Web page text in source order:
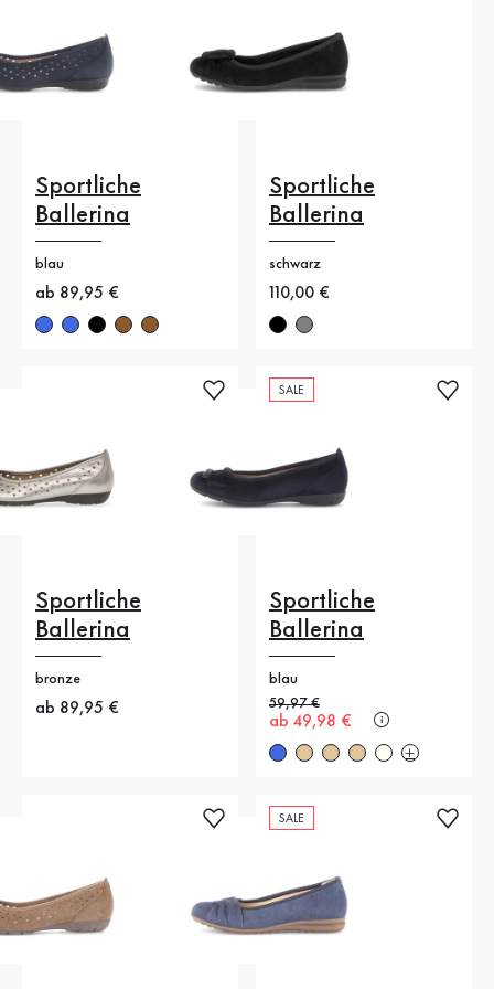
Sportliche
Ballerina
blau
Neuer Preis
ab 89,95 €
Sportliche
Ballerina
schwarz
Neuer Preis
110,00 €
Sportliche
Ballerina
bronze
Neuer Preis
ab 89,95 €
SALE
Sportliche
Ballerina
blau
Alter Preis
59,97 €
Neuer Preis
ab 49,98 €
SALE